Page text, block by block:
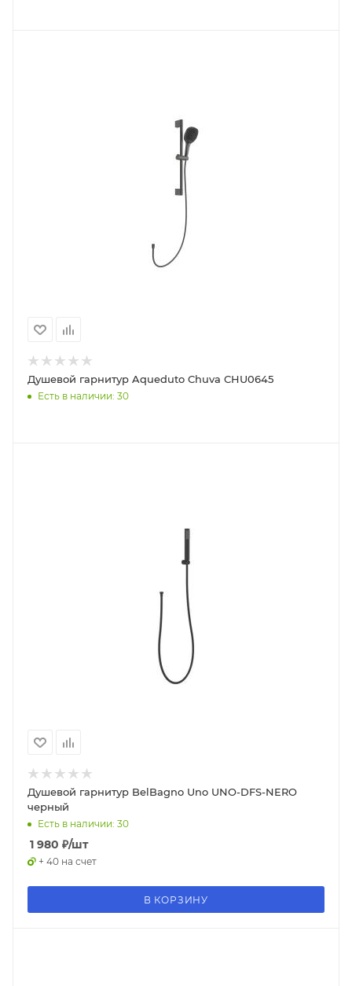
Душевой гарнитур Aqueduto Chuva CHU0645
Есть в наличии: 30
Душевой гарнитур BelBagno Uno UNO-DFS-NERO
черный
Есть в наличии: 30
1 980 ₽/шт
+ 40 на счет
В КОРЗИНУ